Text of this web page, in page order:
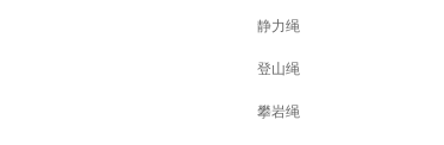
静力绳
登山绳
攀岩绳